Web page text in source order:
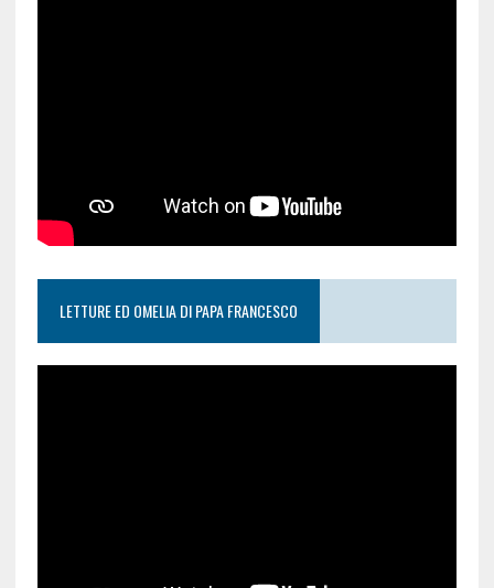
LETTURE ED OMELIA DI PAPA FRANCESCO